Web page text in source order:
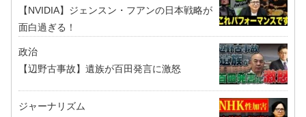
【NVIDIA】ジェンスン・フアンの日本戦略が
面白過ぎる！
政治
【辺野古事故】遺族が百田発言に激怒
ジャーナリズム